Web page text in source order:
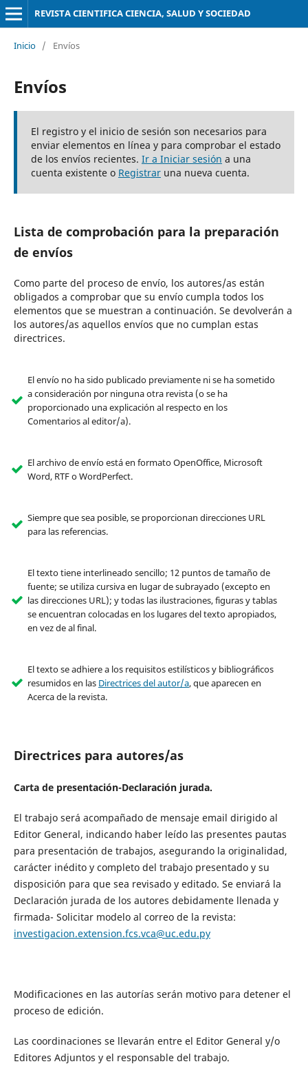
REVISTA CIENTIFICA CIENCIA, SALUD Y SOCIEDAD
Inicio / Envíos
Envíos
El registro y el inicio de sesión son necesarios para
enviar elementos en línea y para comprobar el estado
de los envíos recientes. Ir a Iniciar sesión a una
cuenta existente o Registraruna nueva cuenta.
Lista de comprobación para la preparación
de envíos
Como parte del proceso de envío, los autores/as están
obligados a comprobar que su envío cumpla todos los
elementos que se muestran a continuación. Se devolverán a
los autores/as aquellos envíos que no cumplan estas
directrices.
El envío no ha sido publicado previamente ni se ha sometido
a consideración por ninguna otra revista (o se ha
proporcionado una explicación al respecto en los
Comentarios al editor/a).
El archivo de envío está en formato OpenOffice, Microsoft
Word, RTF o WordPerfect.
Siempre que sea posible, se proporcionan direcciones URL
para las referencias.
El texto tiene interlineado sencillo; 12 puntos de tamaño de
fuente; se utiliza cursiva en lugar de subrayado (excepto en
las direcciones URL); y todas las ilustraciones, figuras y tablas
se encuentran colocadas en los lugares del texto apropiados,
en vez de al final.
El texto se adhiere a los requisitos estilísticos y bibliográficos
resumidos en las Directrices del autor/a, que aparecen en
Acerca de la revista.
Directrices para autores/as
Carta de presentación-Declaración jurada.
El trabajo será acompañado de mensaje email dirigido al
Editor General, indicando haber leído las presentes pautas
para presentación de trabajos, asegurando la originalidad,
carácter inédito y completo del trabajo presentado y su
disposición para que sea revisado y editado. Se enviará la
Declaración jurada de los autores debidamente llenada y
firmada- Solicitar modelo al correo de la revista:
investigacion.extension.fcs.vca@uc.edu.py
Modificaciones en las autorías serán motivo para detener el
proceso de edición.
Las coordinaciones se llevarán entre el Editor General y/o
Editores Adjuntos y el responsable del trabajo.